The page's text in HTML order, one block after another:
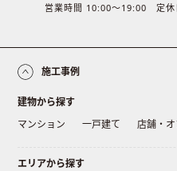
営業時間 10:00〜19:00 定休
施工事例
建物から探す
マンション
一戸建て 店舗・
エリアから探す